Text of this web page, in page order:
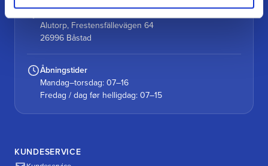
Alutorp, Frestensfällevägen 64
26996 Båstad
Åbningstider
Mandag–torsdag: 07–16
Fredag / dag før helligdag: 07–15
KUNDESERVICE